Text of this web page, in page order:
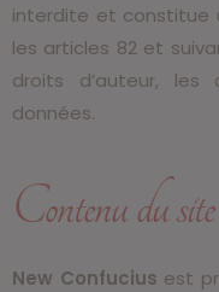
interdite et constitue
les articles 82 et
droits d’auteur,
données.
Contenu du
New Confucius est